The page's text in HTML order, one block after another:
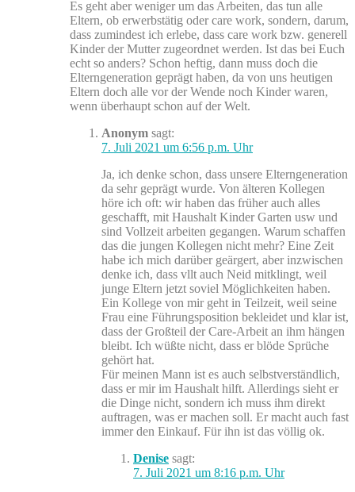
Es geht aber weniger um das Arbeiten, das tun alle
Eltern, ob erwerbstätig oder care work, sondern, darum,
dass zumindest ich erlebe, dass care work bzw. generell
Kinder der Mutter zugeordnet werden. Ist das bei Euch
echt so anders? Schon heftig, dann muss doch die
Elterngeneration geprägt haben, da von uns heutigen
Eltern doch alle vor der Wende noch Kinder waren,
wenn überhaupt schon auf der Welt.
Anonym sagt:
7. Juli 2021 um 6:56 p.m. Uhr
Ja, ich denke schon, dass unsere Elterngeneration
da sehr geprägt wurde. Von älteren Kollegen
höre ich oft: wir haben das früher auch alles
geschafft, mit Haushalt Kinder Garten usw und
sind Vollzeit arbeiten gegangen. Warum schaffen
das die jungen Kollegen nicht mehr? Eine Zeit
habe ich mich darüber geärgert, aber inzwischen
denke ich, dass vllt auch Neid mitklingt, weil
junge Eltern jetzt soviel Möglichkeiten haben.
Ein Kollege von mir geht in Teilzeit, weil seine
Frau eine Führungsposition bekleidet und klar ist,
dass der Großteil der Care-Arbeit an ihm hängen
bleibt. Ich wüßte nicht, dass er blöde Sprüche
gehört hat.
Für meinen Mann ist es auch selbstverständlich,
dass er mir im Haushalt hilft. Allerdings sieht er
die Dinge nicht, sondern ich muss ihm direkt
auftragen, was er machen soll. Er macht auch fast
immer den Einkauf. Für ihn ist das völlig ok.
Denise sagt:
7. Juli 2021 um 8:16 p.m. Uhr